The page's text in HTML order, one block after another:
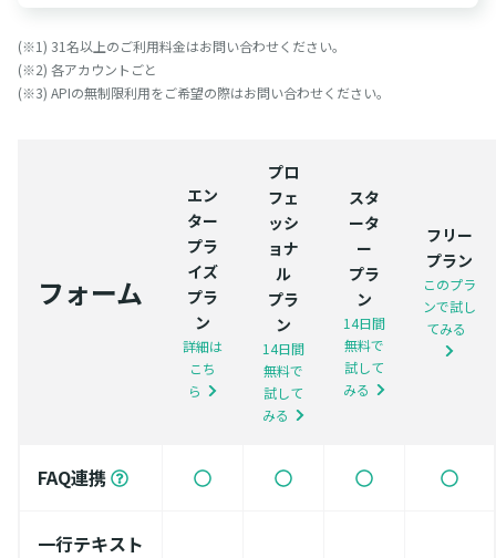
(※1) 31名以上のご利用料金はお問い合わせください。
(※2) 各アカウントごと
(※3) APIの無制限利用をご希望の際はお問い合わせください。
フォーム
エン
ター
プラ
イズ
プラ
ン
詳細は
こち
ら
プロ
フェ
ッシ
ョナ
ル
プラ
ン
14日間
無料で
試して
みる
スタ
ータ
ー
プラ
ン
14日間
無料で
試して
みる
フリー
プラン
このプラ
ンで試し
てみる
FAQ連携
一行テキスト